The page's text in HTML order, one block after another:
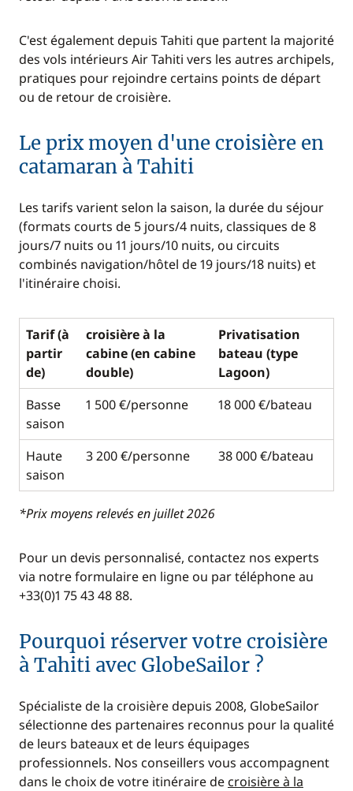
C'est également depuis Tahiti que partent la majorité
des vols intérieurs Air Tahiti vers les autres archipels,
pratiques pour rejoindre certains points de départ
ou de retour de croisière.
Le prix moyen d'une croisière en
catamaran à Tahiti
Les tarifs varient selon la saison, la durée du séjour
(formats courts de 5 jours/4 nuits, classiques de 8
jours/7 nuits ou 11 jours/10 nuits, ou circuits
combinés navigation/hôtel de 19 jours/18 nuits) et
l'itinéraire choisi.
Tarif (à
partir
de)
croisière à la
cabine (en cabine
double)
Privatisation
bateau (type
Lagoon)
Basse
saison
1 500 €/personne 18 000 €/bateau
Haute
saison
3 200 €/personne 38 000 €/bateau
*Prix moyens relevés en juillet 2026
Pour un devis personnalisé, contactez nos experts
via notre formulaire en ligne ou par téléphone au
+33(0)1 75 43 48 88.
Pourquoi réserver votre croisière
à Tahiti avec GlobeSailor ?
Spécialiste de la croisière depuis 2008, GlobeSailor
sélectionne des partenaires reconnus pour la qualité
de leurs bateaux et de leurs équipages
professionnels. Nos conseillers vous accompagnent
dans le choix de votre itinéraire de croisière à la